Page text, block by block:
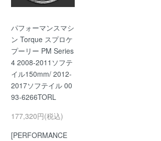
パフォーマンスマシ
ン Torque スプロケ
プーリー PM Series
4 2008-2011ソフテ
イル150mm/ 2012-
2017ソフテイル 00
93-6266TORL
177,320円(税込)
[PERFORMANCE